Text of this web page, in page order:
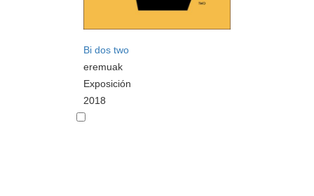
Bi dos two
eremuak
Exposición
2018